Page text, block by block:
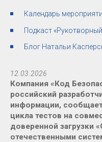
Календарь
Подкаст
Блог Натальи
12.03.2026
Компания «Код
российский
информации,
цикла тестов на
доверенной загрузки
отечественными